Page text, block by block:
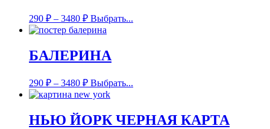
290 ₽ – 3480 ₽ Выбрать...
БАЛЕРИНА
290 ₽ – 3480 ₽ Выбрать...
НЬЮ ЙОРК ЧЕРНАЯ КАРТА